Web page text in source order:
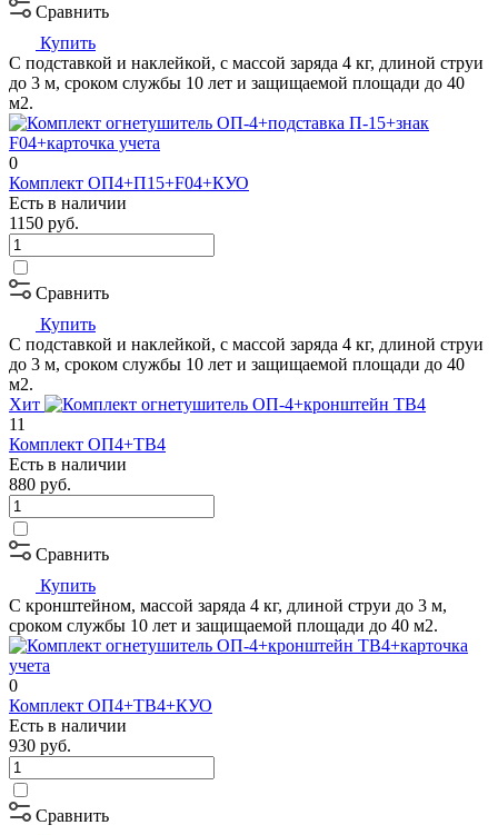
Сравнить
Купить
С подставкой и наклейкой, с массой заряда 4 кг, длиной струи
до 3 м, сроком службы 10 лет и защищаемой площади до 40
м2.
0
Комплект ОП4+П15+F04+КУО
Есть в наличии
1150 руб.
Сравнить
Купить
С подставкой и наклейкой, с массой заряда 4 кг, длиной струи
до 3 м, сроком службы 10 лет и защищаемой площади до 40
м2.
Хит
11
Комплект ОП4+ТВ4
Есть в наличии
880 руб.
Сравнить
Купить
С кронштейном, массой заряда 4 кг, длиной струи до 3 м,
сроком службы 10 лет и защищаемой площади до 40 м2.
0
Комплект ОП4+ТВ4+КУО
Есть в наличии
930 руб.
Сравнить